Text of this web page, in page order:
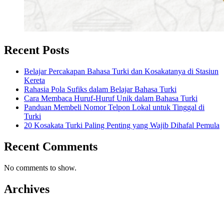
Recent Posts
Belajar Percakapan Bahasa Turki dan Kosakatanya di Stasiun
Kereta
Rahasia Pola Sufiks dalam Belajar Bahasa Turki
Cara Membaca Huruf-Huruf Unik dalam Bahasa Turki
Panduan Membeli Nomor Telpon Lokal untuk Tinggal di
Turki
20 Kosakata Turki Paling Penting yang Wajib Dihafal Pemula
Recent Comments
No comments to show.
Archives